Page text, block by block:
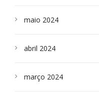
maio 2024
abril 2024
março 2024